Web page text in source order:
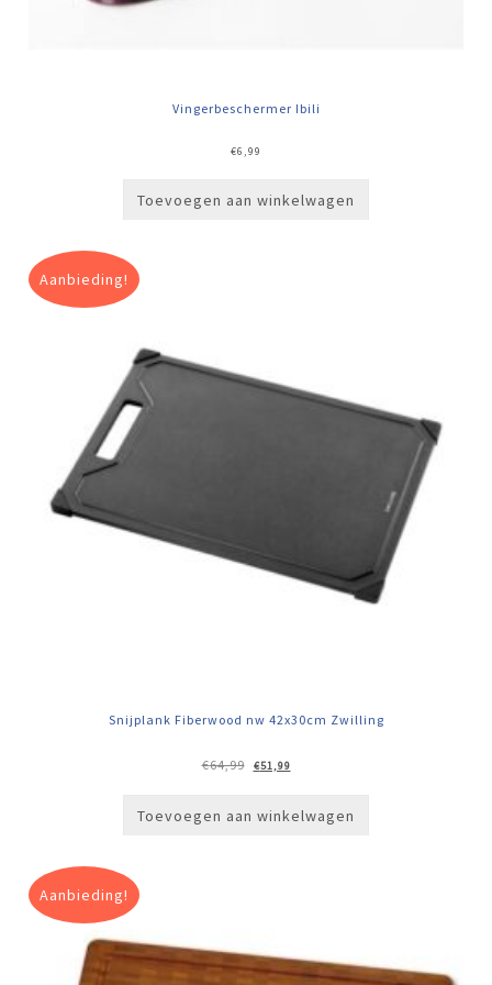
Vingerbeschermer Ibili
€6,99
Toevoegen aan winkelwagen
Aanbieding!
Snijplank Fiberwood nw 42x30cm Zwilling
€64,99
Oorspronkelijke
prijs
€51,99Huidige
prijs
Toevoegen aan winkelwagen
Aanbieding!